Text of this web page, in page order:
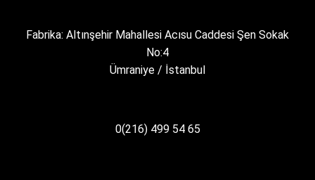
Fabrika: Altınşehir Mahallesi Acısu Caddesi Şen Sokak
No:4
Ümraniye / İstanbul
0(216) 499 54 65